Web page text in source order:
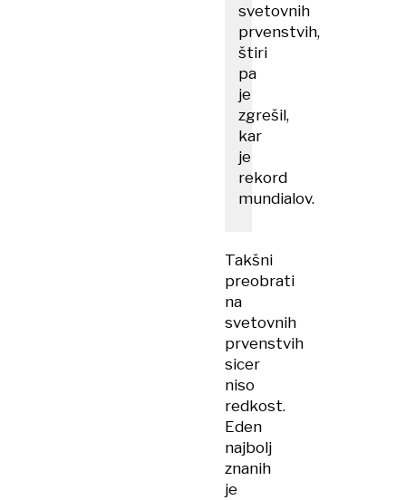
svetovnih
prvenstvih,
štiri
pa
je
zgrešil,
kar
je
rekord
mundialov.
Takšni
preobrati
na
svetovnih
prvenstvih
sicer
niso
redkost.
Eden
najbolj
znanih
je